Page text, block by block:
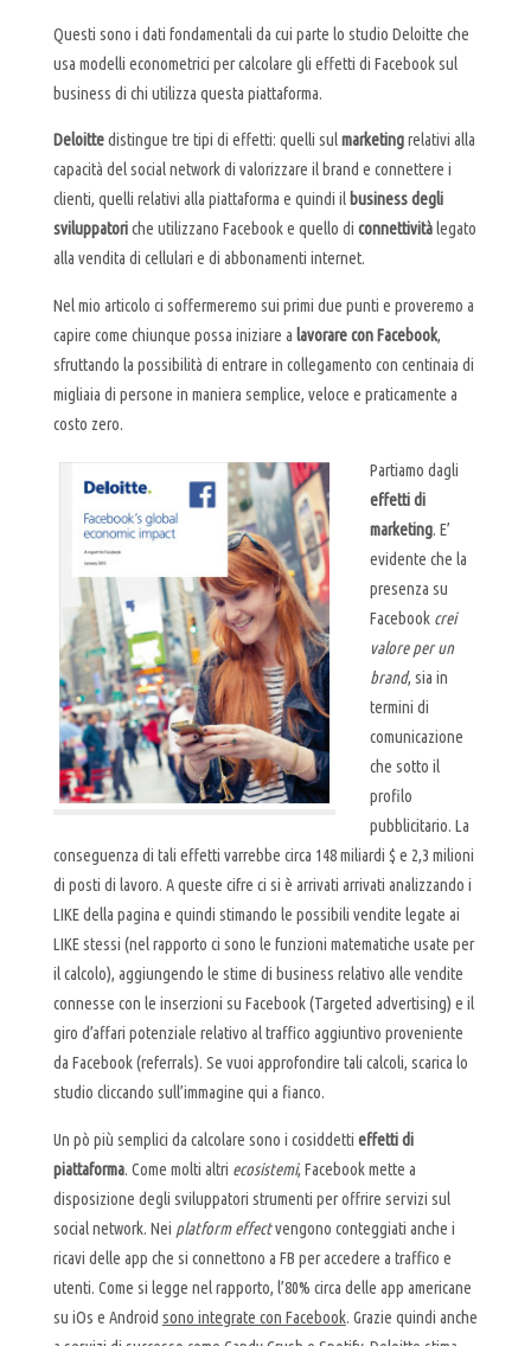
Questi sono i dati fondamentali da cui parte lo studio Deloitte che
usa modelli econometrici per calcolare gli effetti di Facebook sul
business di chi utilizza questa piattaforma.
Deloittedistingue tre tipi di effetti: quelli sulmarketingrelativi alla
capacità del social network di valorizzare il brand e connettere i
clienti, quelli relativi alla piattaforma e quindi il business degli
sviluppatoriche utilizzano Facebook e quello di connettivitàlegato
alla vendita di cellulari e di abbonamenti internet.
Nel mio articolo ci soffermeremo sui primi due punti e proveremo a
capire come chiunque possa iniziare a lavorare con Facebook,
sfruttando la possibilità di entrare in collegamento con centinaia di
migliaia di persone in maniera semplice, veloce e praticamente a
costo zero.
Partiamo dagli
effetti di
marketing. E’
evidente che la
presenza su
Facebook crei
valore per un
brand, sia in
termini di
comunicazione
che sotto il
profilo
pubblicitario. La
conseguenza di tali effetti varrebbe circa 148 miliardi $ e 2,3 milioni
di posti di lavoro. A queste cifre ci si è arrivati arrivati analizzando i
LIKE della pagina e quindi stimando le possibili vendite legate ai
LIKE stessi (nel rapporto ci sono le funzioni matematiche usate per
il calcolo), aggiungendo le stime di business relativo alle vendite
connesse con le inserzioni su Facebook (Targeted advertising) e il
giro d’affari potenziale relativo al traffico aggiuntivo proveniente
da Facebook (referrals). Se vuoi approfondire tali calcoli, scarica lo
studio cliccando sull’immagine qui a fianco.
Un pò più semplici da calcolare sono i cosiddetti effetti di
piattaforma. Come molti altri ecosistemi, Facebook mette a
disposizione degli sviluppatori strumenti per offrire servizi sul
social network. Nei platform effectvengono conteggiati anche i
ricavi delle app che si connettono a FB per accedere a traffico e
utenti. Come si legge nel rapporto, l’80% circa delle app americane
su iOs e Android sono integrate con Facebook. Grazie quindi anche